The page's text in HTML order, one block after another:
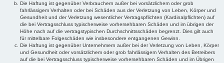
Die Haftung ist gegenüber Verbrauchern außer bei vorsätzlichem oder grob
fahrlässigem Verhalten oder bei Schäden aus der Verletzung von Leben, Körper und
Gesundheit und der Verletzung wesentlicher Vertragspflichten (Kardinalpflichten) auf
die bei Vertragsschluss typischerweise vorhersehbaren Schäden und im übrigen der
Höhe nach auf die vertragstypischen Durchschnittsschäden begrenzt. Dies gilt auch
für mittelbare Folgeschäden wie insbesondere entgangenen Gewinn.
Die Haftung ist gegenüber Unternehmern außer bei der Verletzung von Leben, Körper
und Gesundheit oder vorsätzlichem oder grob fahrlässigem Verhalten des Betreibers
auf die bei Vertragsschluss typischerweise vorhersehbaren Schäden und im Übrigen